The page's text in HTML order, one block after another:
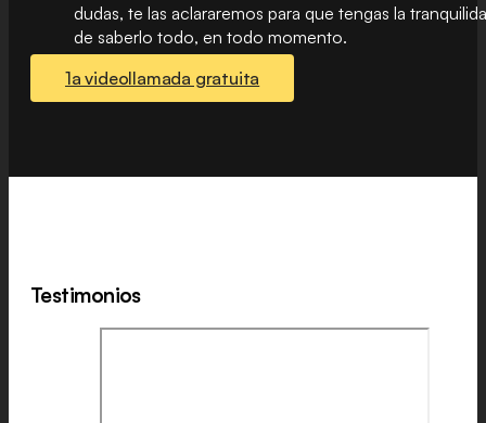
dudas, te las aclararemos para que tengas la
de saberlo todo, en todo momento.
1a videollamada gratuita
Testimonios